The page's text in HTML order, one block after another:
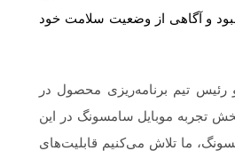
و آگاهی از وضعیت سلامت خود
رئیس تیم برنامه‌ریزی محصول در
تجربه موبایل سامسونگ در این
ما تلاش می‌کنیم قابلیت‌های